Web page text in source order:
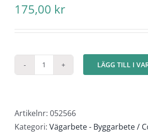
175,00 kr
Koner
(20+5)
röd-
LÄGG TILL I
Artikelnr: 052566
Kategori: Vägarbete - Byggarbete /